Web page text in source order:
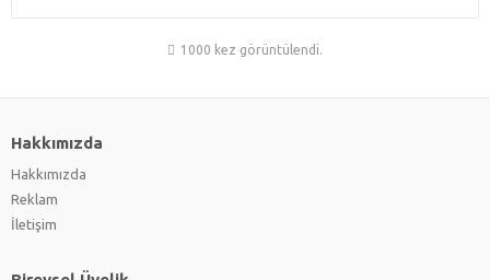
1000 kez görüntülendi.
Hakkımızda
Hakkımızda
Reklam
İletişim